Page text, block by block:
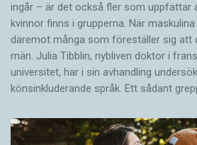
ingår – är det också fler som uppfattar
kvinnor finns i grupperna. När
där­emot många som föreställer sig att
män. Julia Tibblin, nybliven doktor i
universitet, har i sin avhandling
könsinkluderande språk. Ett sådant